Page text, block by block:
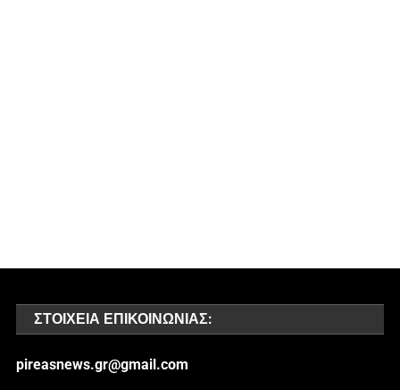
ΣΤΟΙΧΕΊΑ ΕΠΙΚΟΙΝΩΝΊΑΣ:
pireasnews.gr@gmail.com